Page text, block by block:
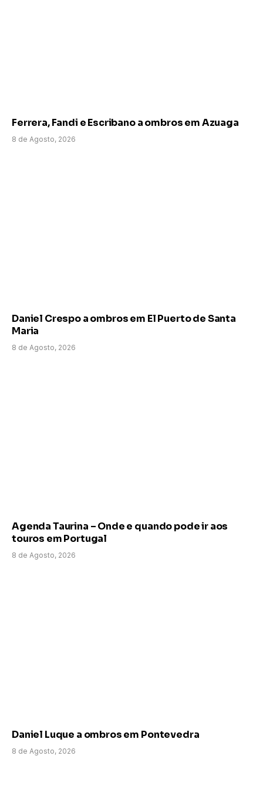
Ferrera, Fandi e Escribano a ombros em Azuaga
8 de Agosto, 2026
Daniel Crespo a ombros em El Puerto de Santa
Maria
8 de Agosto, 2026
Agenda Taurina – Onde e quando pode ir aos
touros em Portugal
8 de Agosto, 2026
Daniel Luque a ombros em Pontevedra
8 de Agosto, 2026